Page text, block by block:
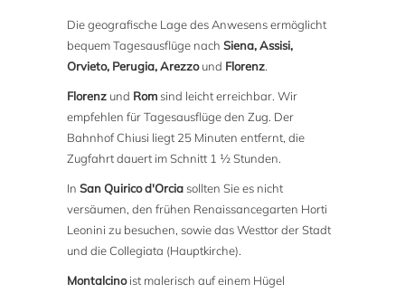
Die geografische Lage des Anwesens ermöglicht
bequem Tagesausflüge nachSiena, Assisi,
Orvieto, Perugia, Arezzound Florenz.
Florenz und Rom sind leicht erreichbar. Wir
empfehlen für Tagesausflüge den Zug. Der
Bahnhof Chiusi liegt 25 Minuten entfernt, die
Zugfahrt dauert im Schnitt 1 ½ Stunden.
InSan Quirico d'Orcia sollten Sie es nicht
versäumen, den frühen Renaissancegarten Horti
Leonini zu besuchen, sowie das Westtor der Stadt
und die Collegiata (Hauptkirche).
Montalcinoist malerisch auf einem Hügel